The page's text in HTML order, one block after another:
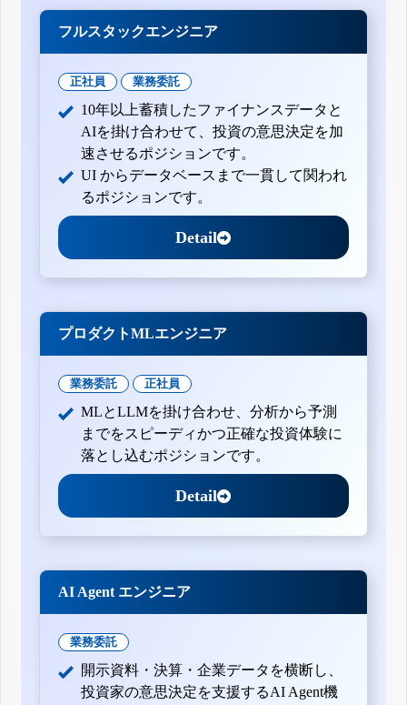
フルスタックエンジニア
正社員 業務委託
10年以上蓄積したファイナンスデータと
AIを掛け合わせて、投資の意思決定を加
速させるポジションです。
UI からデータベースまで一貫して関われ
るポジションです。
Detail
プロダクトMLエンジニア
業務委託 正社員
MLとLLMを掛け合わせ、分析から予測
までをスピーディかつ正確な投資体験に
落とし込むポジションです。
Detail
AI Agent エンジニア
業務委託
開示資料・決算・企業データを横断し、
投資家の意思決定を支援するAI Agent機